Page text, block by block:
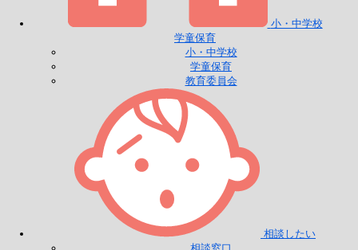
小・中学校
学童保育
小・中学校
学童保育
教育委員会
相談したい